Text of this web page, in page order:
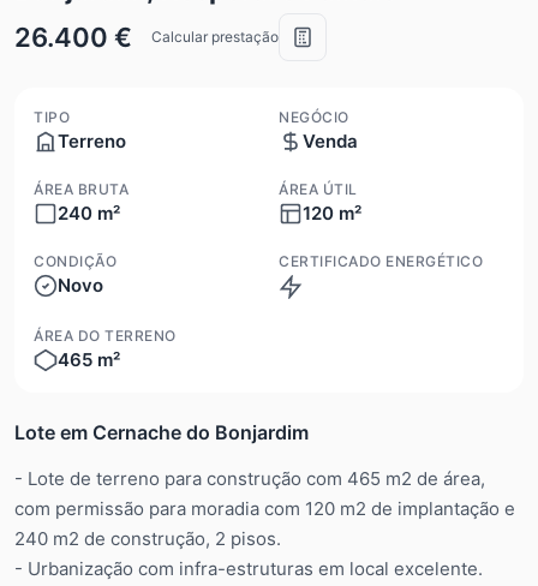
26.400 €
Calcular prestação
TIPO
Terreno
NEGÓCIO
Venda
ÁREA BRUTA
240 m²
ÁREA ÚTIL
120 m²
CONDIÇÃO
Novo
CERTIFICADO ENERGÉTICO
ÁREA DO TERRENO
465 m²
Lote em Cernache do Bonjardim
- Lote de terreno para construção com 465 m2 de área,
com permissão para moradia com 120 m2 de implantação e
240 m2 de construção, 2 pisos.
- Urbanização com infra-estruturas em local excelente.